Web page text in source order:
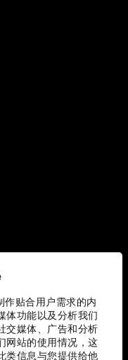
贴合用户需求的内
体功能以及分析我们
交媒体、广告和分析
网站的使用情况，这
类信息与您提供给他